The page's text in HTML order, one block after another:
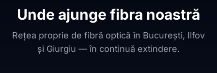
Unde ajunge fibra noastră
Rețea proprie de fibră optică în București, Ilfov
și Giurgiu — în continuă extindere.